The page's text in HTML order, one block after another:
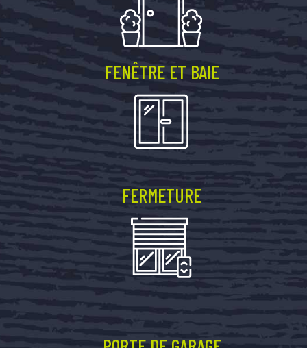
FENÊTRE ET BAIE
FERMETURE